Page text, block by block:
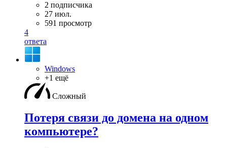
2 подписчика
27 июл.
591 просмотр
4
ответа
Windows
+1 ещё
Сложный
Потеря связи до домена на одном
компьютере?